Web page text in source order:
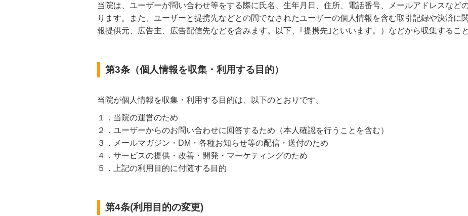
当院は、ユーザーが問い合わせ等をする際に氏名、生年月日、住所、電話番号、メールアドレスなど
ります。また、ユーザーと提携先などとの間でなされたユーザーの個人情報を含む取引記録や決済に
報提供元、広告主、広告配信先などを含みます。以下、｢提携先｣といいます。）などから収集するこ
第3条（個人情報を収集・利用する目的）
当院が個人情報を収集・利用する目的は、以下のとおりです。
１．当院の運営のため
２．ユーザーからのお問い合わせに回答するため（本人確認を行うことを含む）
３．メールマガジン・DM・各種お知らせ等の配信・送付のため
４．サービスの提供・改善・開発・マーケティングのため
５．上記の利用目的に付随する目的
第4条(利用目的の変更)